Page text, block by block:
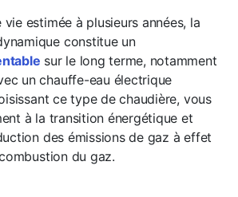
estimée à plusieurs années, la
constitue un
sur le long terme, notamment
un chauffe-eau électrique
ce type de chaudière, vous
à la transition énergétique et
des émissions de gaz à effet
du gaz.